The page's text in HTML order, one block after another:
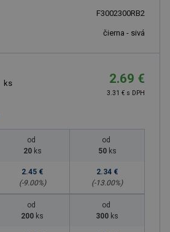
F3002300RB2
čierna - sivá
ks 2.69 €
3.31 € s DPH
od
20 ks
2.45 €
(-9.00%)
od
50 ks
2.34 €
(-13.00%)
od
200 ks
od
300 ks